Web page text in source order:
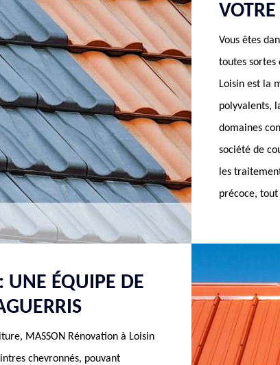
VOTRE
Vous êtes
toutes sortes
Loisin est la
polyvalents,
domaines
société de
les
précoce,
UNE ÉQUIPE DE
MASSON Rénovation à Loisin
chevronnés, pouvant